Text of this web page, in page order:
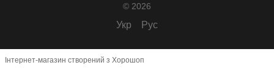
© 2026
Укр Рус
Інтернет-магазин створений з Хорошоп